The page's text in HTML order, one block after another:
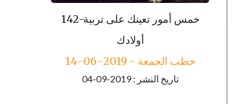
142-خمس أمور تعينك على تربية
أولادك
خطب الجمعة - 2019-06-14
تاريخ النشر : 2019-09-04
143-مكارم الأخلاق
خطب الجمعة - 2019-06-21
تاريخ النشر : 2019-09-04